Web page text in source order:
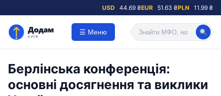
USD 44.69 ₴EUR 51.63 ₴PLN 11.99 ₴
☰ Меню
Берлінська конференція:
основні досягнення та виклики